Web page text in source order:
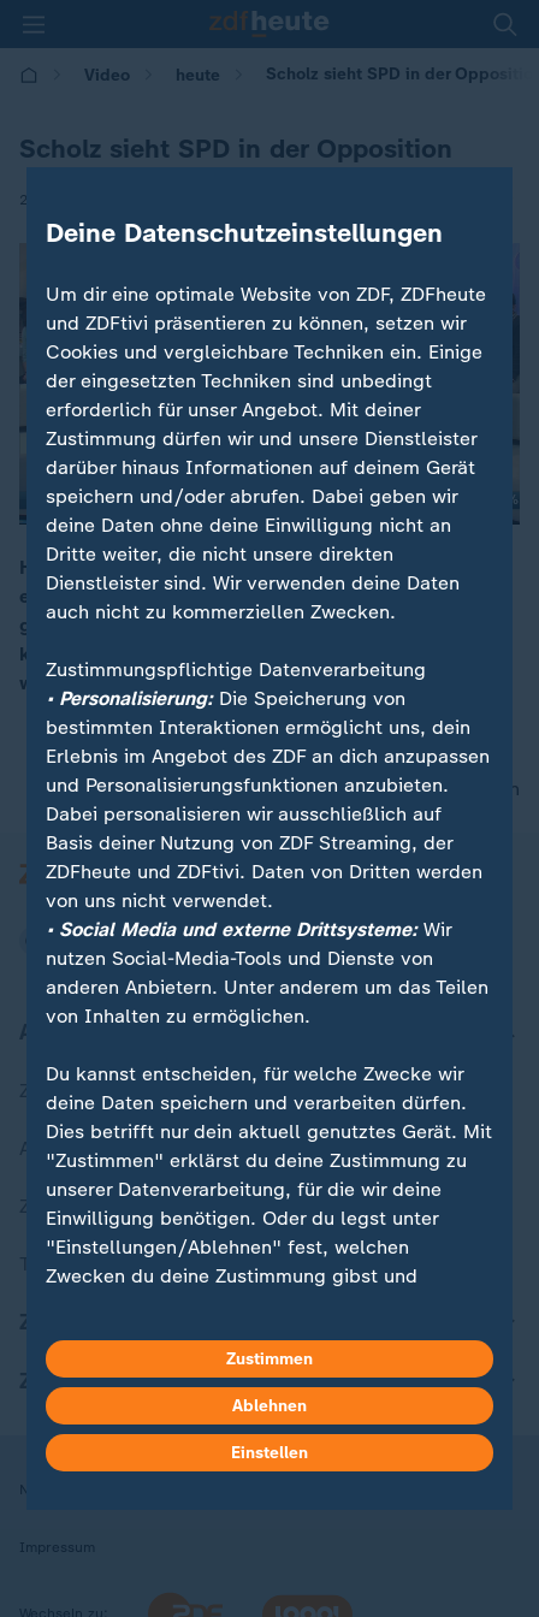
Video heute Scholz sieht SPD in der
Scholz sieht SPD in der Opposition
24.09.2017 | 21:34
00:06
Hamburgs Erster Bürgermeister Olaf Scholz (SPD)
erklärt, dass es keine Hintertüren zur Entscheidung
gebe, in die Opposition zu gehen. Aus dieser Position
könnten die Sozialdemokraten wieder stärkste Kraft
werden.
nach oben
Zuletzt veröffentlicht
Aktuelle Sendungs-Videos
ZDFheute Stories
Themen im Überblick
ZDFheute Apps
Nutzungsbedingungen
Impressum
Wechseln zu:
Deine Datenschutzeinstellungen
Um dir eine optimale Website von ZDF, ZDFheute
und ZDFtivi präsentieren zu können, setzen wir
Cookies und vergleichbare Techniken ein. Einige
der eingesetzten Techniken sind unbedingt
erforderlich für unser Angebot. Mit deiner
Zustimmung dürfen wir und unsere Dienstleister
darüber hinaus Informationen auf deinem Gerät
speichern und/oder abrufen. Dabei geben wir
deine Daten ohne deine Einwilligung nicht an
Dritte weiter, die nicht unsere direkten
Dienstleister sind. Wir verwenden deine Daten
auch nicht zu kommerziellen Zwecken.
Zustimmungspflichtige Datenverarbeitung
• Personalisierung:Die Speicherung von
bestimmten Interaktionen ermöglicht uns, dein
Erlebnis im Angebot des ZDF an dich anzupassen
und Personalisierungsfunktionen anzubieten.
Dabei personalisieren wir ausschließlich auf
Basis deiner Nutzung von ZDF Streaming, der
ZDFheute und ZDFtivi. Daten von Dritten werden
von uns nicht verwendet.
• Social Media und externe Drittsysteme:Wir
nutzen Social-Media-Tools und Dienste von
anderen Anbietern. Unter anderem um das Teilen
von Inhalten zu ermöglichen.
Du kannst entscheiden, für welche Zwecke wir
deine Daten speichern und verarbeiten dürfen.
Dies betrifft nur dein aktuell genutztes Gerät. Mit
"Zustimmen" erklärst du deine Zustimmung zu
unserer Datenverarbeitung, für die wir deine
Einwilligung benötigen. Oder du legst unter
"Einstellungen/Ablehnen" fest, welchen
Zwecken du deine Zustimmung gibst und
in deinen Einstellungen widerrufen oder ändern.
Hier findest du das Impressum.
Weitere Informationen findest du in unserer
Datenschutzerklärung.
Zustimmen
Ablehnen
Einstellen